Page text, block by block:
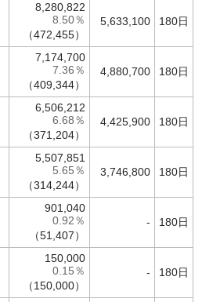
8,280,822
8.50％
（472,455）
5,633,100 180日
7,174,700
7.36％
（409,344）
4,880,700 180日
6,506,212
6.68％
（371,204）
4,425,900 180日
5,507,851
5.65％
（314,244）
3,746,800 180日
901,040
0.92％
（51,407）
- 180日
150,000
0.15％
（150,000）
- 180日